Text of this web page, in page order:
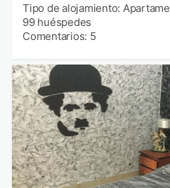
Tipo de alojamiento:
99 huéspedes
Comentarios: 5